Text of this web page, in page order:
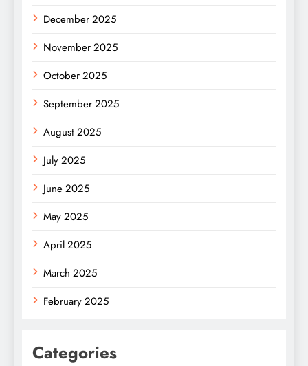
December 2025
November 2025
October 2025
September 2025
August 2025
July 2025
June 2025
May 2025
April 2025
March 2025
February 2025
Categories